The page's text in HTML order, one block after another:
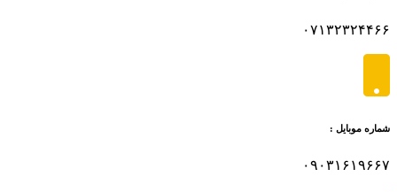
۰۷۱۳۲۳۲۴۴۶۶
شماره موبایل :
۰۹۰۳۱۶۱۹۶۶۷